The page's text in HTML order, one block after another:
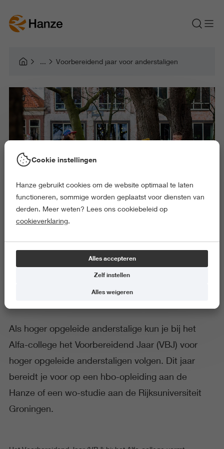
Voorbereidend jaar voor anderstaligen
Voorbereidend jaar voor
anderstaligen
Als hoger opgeleide anderstalige kun je bij het
Alfa-college het Voorbereidend Jaar (VBJ) voor
hoger opgeleide anderstaligen volgen. Dit jaar
bereidt je voor op een hbo-opleiding aan de
Hanze of een wo-studie aan de Rijksuniversiteit
Groningen.
Cookie instellingen
Hanze gebruikt cookies om de website optimaal te laten
functioneren, sommige worden geplaatst voor diensten van
derden. Meer weten? Lees ons cookiebeleid op
cookieverklaring.
Alles accepteren
Zelf instellen
Alles weigeren